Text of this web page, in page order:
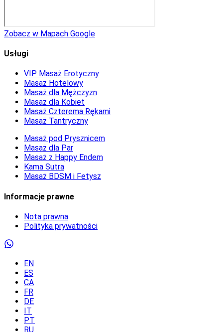
Zobacz w Mapach Google
Usługi
VIP Masaż Erotyczny
Masaż Hotelowy
Masaż dla Mężczyzn
Masaż dla Kobiet
Masaż Czterema Rękami
Masaż Tantryczny
Masaż pod Prysznicem
Masaż dla Par
Masaż z Happy Endem
Kama Sutra
Masaż BDSM i Fetysz
Informacje prawne
Nota prawna
Polityka prywatności
EN
ES
CA
FR
DE
IT
PT
RU